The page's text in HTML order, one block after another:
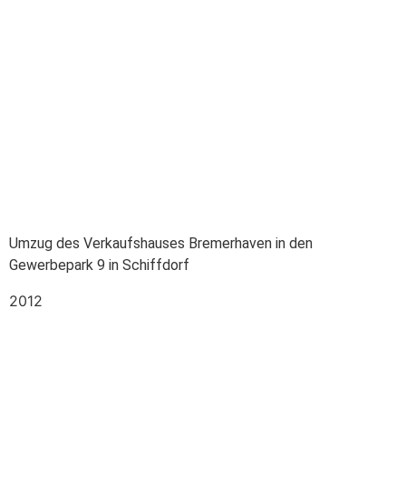
Umzug des Verkaufshauses Bremerhaven in den
Gewerbepark 9 in Schiffdorf
2012